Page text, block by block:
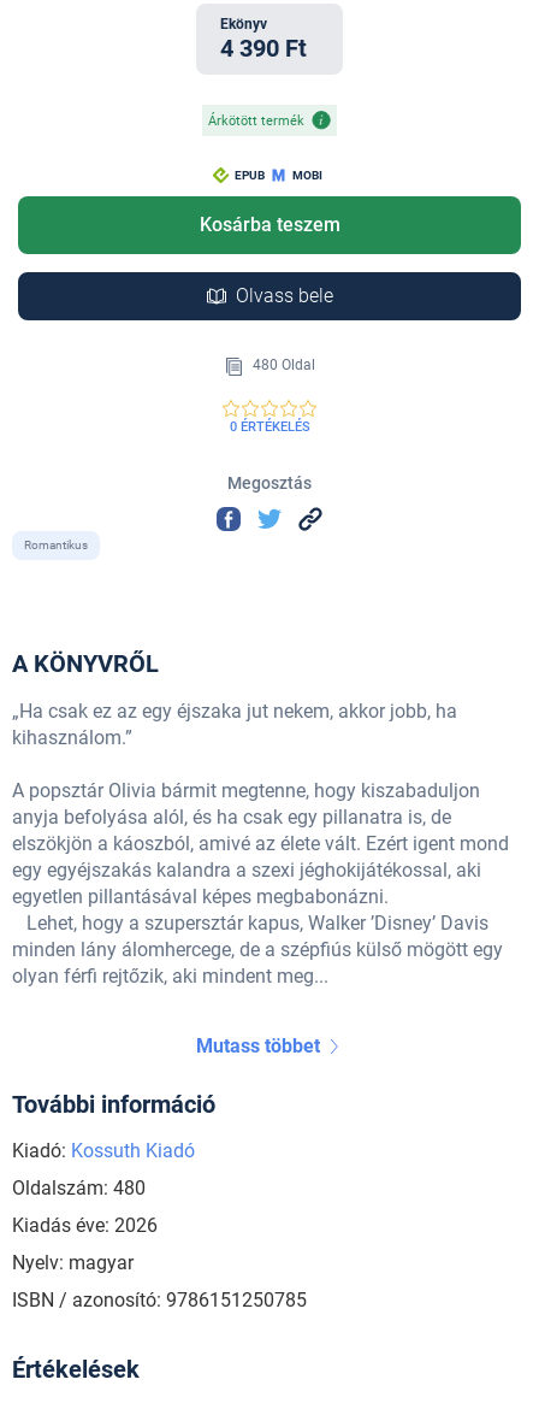
Ekönyv
4 390 Ft
Árkötött termék
EPUB MOBI
Kosárba teszem
Olvass bele
480 Oldal
0 ÉRTÉKELÉS
Megosztás
Romantikus
A KÖNYVRŐL
„Ha csak ez az egy éjszaka jut nekem, akkor jobb, ha
kihasználom.”
A popsztár Olivia bármit megtenne, hogy kiszabaduljon
anyja befolyása alól, és ha csak egy pillanatra is, de
elszökjön a káoszból, amivé az élete vált. Ezért igent mond
egy egyéjszakás kalandra a szexi jéghokijátékossal, aki
egyetlen pillantásával képes megbabonázni.
Lehet, hogy a szupersztár kapus, Walker ’Disney’ Davis
minden lány álomhercege, de a szépfiús külső mögött egy
olyan férfi rejtőzik, aki mindent meg...
Mutass többet
További információ
Kiadó: Kossuth Kiadó
Oldalszám: 480
Kiadás éve: 2026
Nyelv: magyar
ISBN / azonosító: 9786151250785
Értékelések